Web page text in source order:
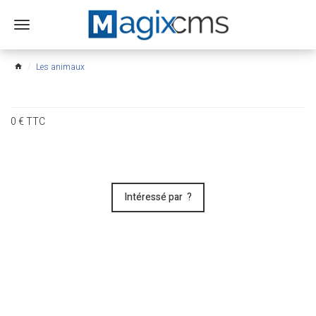
Ouvrir
menu
home Les animaux
0€TTC
Intéressé par ?